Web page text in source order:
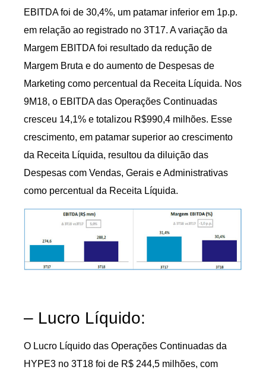
EBITDA foi de 30,4%, um patamar inferior em 1p.p.
em relação ao registrado no 3T17. A variação da
Margem EBITDA foi resultado da redução de
Margem Bruta e do aumento de Despesas de
Marketing como percentual da Receita Líquida. Nos
9M18, o EBITDA das Operações Continuadas
cresceu 14,1% e totalizou R$990,4 milhões. Esse
crescimento, em patamar superior ao crescimento
da Receita Líquida, resultou da diluição das
Despesas com Vendas, Gerais e Administrativas
como percentual da Receita Líquida.
– Lucro Líquido:
O Lucro Líquido das Operações Continuadas da
HYPE3 no 3T18 foi de R$ 244,5 milhões, com